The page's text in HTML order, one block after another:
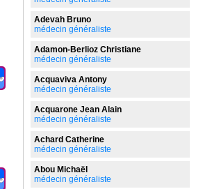
Adevah Bruno
médecin généraliste
Adamon-Berlioz Christiane
médecin généraliste
Acquaviva Antony
médecin généraliste
Acquarone Jean Alain
médecin généraliste
Achard Catherine
médecin généraliste
Abou Michaël
médecin généraliste